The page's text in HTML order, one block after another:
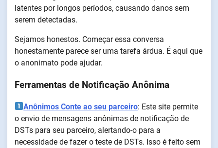
latentes por longos períodos, causando danos sem
serem detectadas.
Sejamos honestos. Começar essa conversa
honestamente parece ser uma tarefa árdua. É aqui que
o anonimato pode ajudar.
Ferramentas de Notificação Anônima
Anônimos Conte ao seu parceiro: Este site permite
o envio de mensagens anônimas de notificação de
DSTs para seu parceiro, alertando-o para a
necessidade de fazer o teste de DSTs. Isso é feito sem